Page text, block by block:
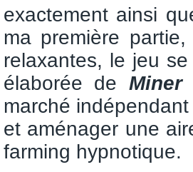
exactement ainsi
ma première
relaxantes, le jeu
élaborée de Miner
marché
et aménager une
farming hypnotique.